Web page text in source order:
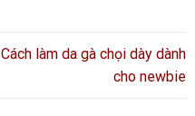
Cách làm da gà chọi dày dành
cho newbie